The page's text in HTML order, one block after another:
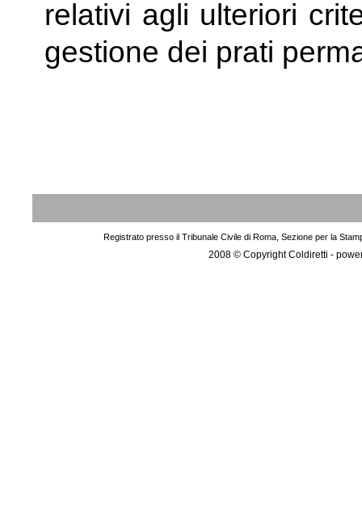
relativi agli ulteriori
gestione dei prati
Registrato presso il Tribunale Civile di Roma, Sezione per la
2008 © Copyright Coldiretti -